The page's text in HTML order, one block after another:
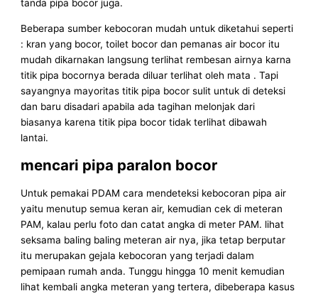
tanda pipa bocor juga.
Beberapa sumber kebocoran mudah untuk diketahui seperti
: kran yang bocor, toilet bocor dan pemanas air bocor itu
mudah dikarnakan langsung terlihat rembesan airnya karna
titik pipa bocornya berada diluar terlihat oleh mata . Tapi
sayangnya mayoritas titik pipa bocor sulit untuk di deteksi
dan baru disadari apabila ada tagihan melonjak dari
biasanya karena titik pipa bocor tidak terlihat dibawah
lantai.
mencari pipa paralon bocor
Untuk pemakai PDAM cara mendeteksi kebocoran pipa air
yaitu menutup semua keran air, kemudian cek di meteran
PAM, kalau perlu foto dan catat angka di meter PAM. lihat
seksama baling baling meteran air nya, jika tetap berputar
itu merupakan gejala kebocoran yang terjadi dalam
pemipaan rumah anda. Tunggu hingga 10 menit kemudian
lihat kembali angka meteran yang tertera, dibeberapa kasus